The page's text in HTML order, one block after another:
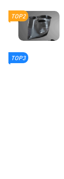
TOP2
TOP3